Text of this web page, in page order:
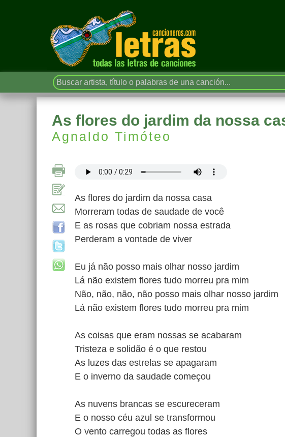
As flores do jardim da nossa
Agnaldo Timóteo
As flores do jardim da nossa casa
Morreram todas de saudade de você
E as rosas que cobriam nossa estrada
Perderam a vontade de viver
Eu já não posso mais olhar nosso jardim
Lá não existem flores tudo morreu pra mim
Não, não, não, não posso mais olhar nosso jardim
Lá não existem flores tudo morreu pra mim
As coisas que eram nossas se acabaram
Tristeza e solidão é o que restou
As luzes das estrelas se apagaram
E o inverno da saudade começou
As nuvens brancas se escureceram
E o nosso céu azul se transformou
O vento carregou todas as flores